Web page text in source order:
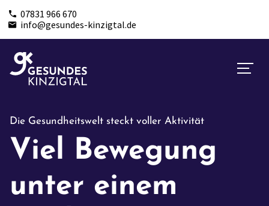
07831 966 670
info@gesundes-kinzigtal.de
Die Gesundheitswelt steckt voller Aktivität
Viel Bewegung
unter einem